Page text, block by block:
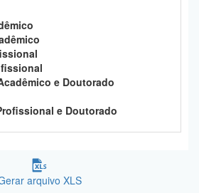
e Doutorado
e Doutorado
arquivo XLS